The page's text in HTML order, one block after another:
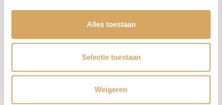
Alles toestaan
Selectie toestaan
Weigeren
Leveringsvoorwaarden
Privacy Policy